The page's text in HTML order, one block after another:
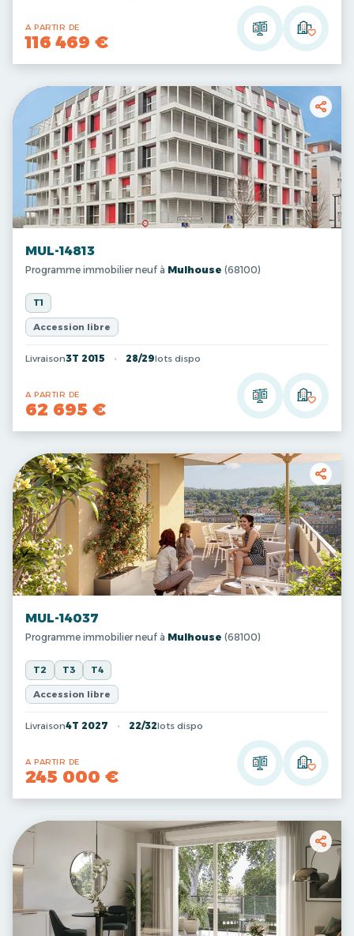
A PARTIR DE
116 469 €
MUL-14813
Programme immobilier neuf à Mulhouse (68100)
T1
Accession libre
Livraison3T 2015 28/29lots dispo
A PARTIR DE
62 695 €
MUL-14037
Programme immobilier neuf à Mulhouse (68100)
T2 T3 T4
Accession libre
Livraison4T 2027 22/32lots dispo
A PARTIR DE
245 000 €